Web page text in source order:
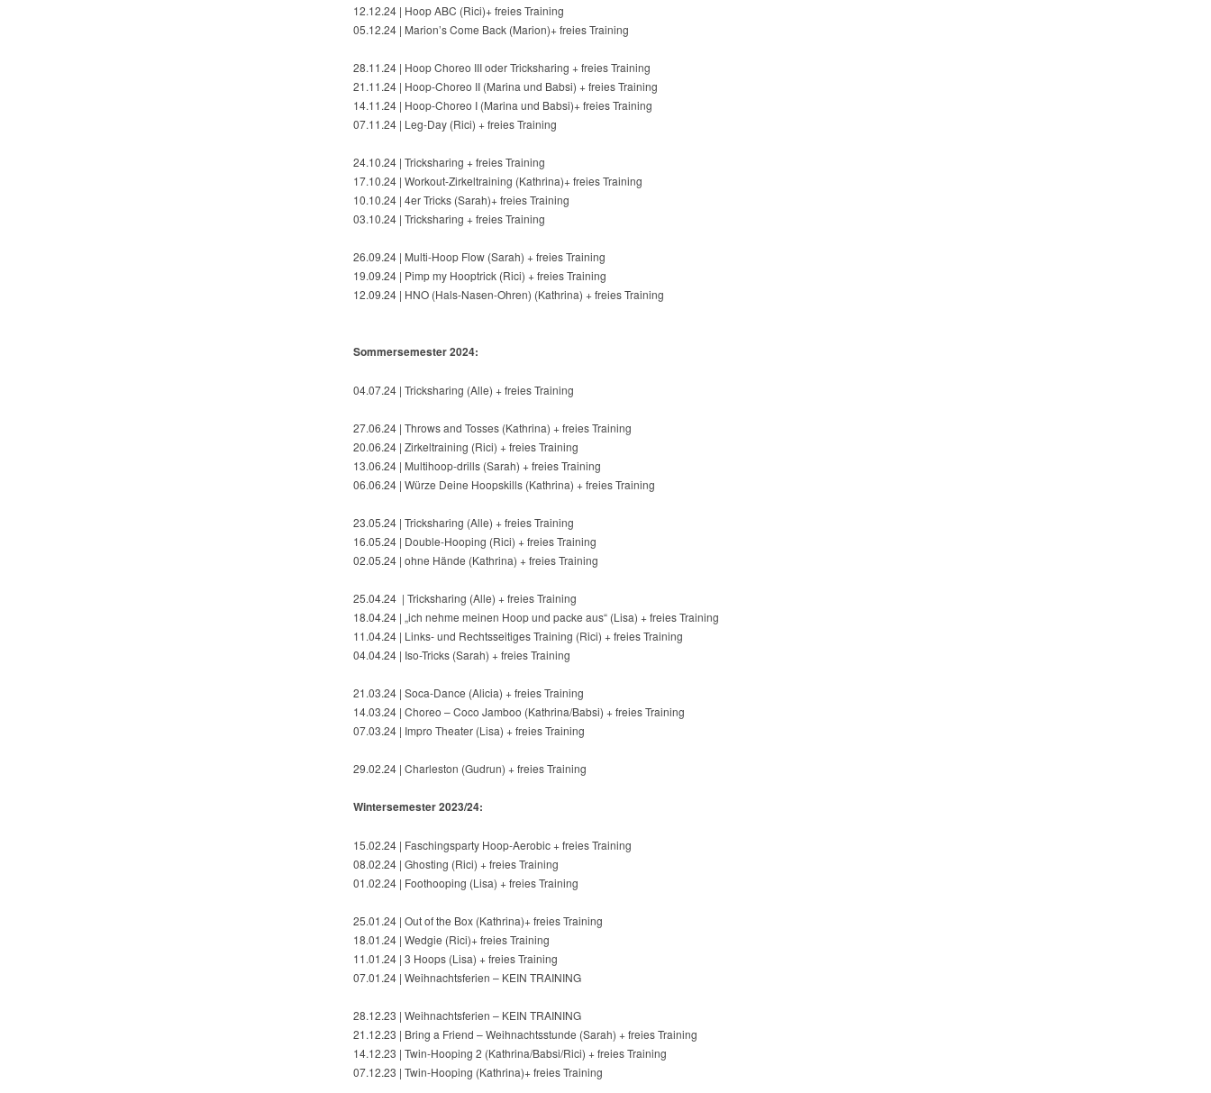
12.12.24 | Hoop ABC (Rici)+ freies Training
05.12.24 | Marion’s Come Back (Marion)+ freies Training
28.11.24 | Hoop Choreo III oder Tricksharing + freies Training
21.11.24 | Hoop-Choreo II (Marina und Babsi) + freies Training
14.11.24 | Hoop-Choreo I (Marina und Babsi)+ freies Training
07.11.24 | Leg-Day (Rici) + freies Training
24.10.24 | Tricksharing + freies Training
17.10.24 | Workout-Zirkeltraining (Kathrina)+ freies Training
10.10.24 | 4er Tricks (Sarah)+ freies Training
03.10.24 | Tricksharing + freies Training
26.09.24 | Multi-Hoop Flow (Sarah) + freies Training
19.09.24 | Pimp my Hooptrick (Rici) + freies Training
12.09.24 | HNO (Hals-Nasen-Ohren) (Kathrina) + freies Training
Sommersemester 2024:
04.07.24 | Tricksharing (Alle) + freies Training
27.06.24 | Throws and Tosses (Kathrina) + freies Training
20.06.24 | Zirkeltraining (Rici) + freies Training
13.06.24 | Multihoop-drills (Sarah) + freies Training
06.06.24 | Würze Deine Hoopskills (Kathrina) + freies Training
23.05.24 | Tricksharing (Alle) + freies Training
16.05.24 | Double-Hooping (Rici) + freies Training
02.05.24 | ohne Hände (Kathrina) + freies Training
25.04.24 | Tricksharing (Alle) + freies Training
18.04.24 | „ich nehme meinen Hoop und packe aus“ (Lisa) + freies Training
11.04.24 | Links- und Rechtsseitiges Training (Rici) + freies Training
04.04.24 | Iso-Tricks (Sarah) + freies Training
21.03.24 | Soca-Dance (Alicia) + freies Training
14.03.24 | Choreo – Coco Jamboo (Kathrina/Babsi) + freies Training
07.03.24 | Impro Theater (Lisa) + freies Training
29.02.24 | Charleston (Gudrun) + freies Training
Wintersemester 2023/24:
15.02.24 | Faschingsparty Hoop-Aerobic + freies Training
08.02.24 | Ghosting (Rici) + freies Training
01.02.24 | Foothooping (Lisa) + freies Training
25.01.24 | Out of the Box (Kathrina)+ freies Training
18.01.24 | Wedgie (Rici)+ freies Training
11.01.24 | 3 Hoops (Lisa) + freies Training
07.01.24 | Weihnachtsferien – KEIN TRAINING
28.12.23 | Weihnachtsferien – KEIN TRAINING
21.12.23 | Bring a Friend – Weihnachtsstunde (Sarah) + freies Training
14.12.23 | Twin-Hooping 2 (Kathrina/Babsi/Rici) + freies Training
07.12.23 | Twin-Hooping (Kathrina)+ freies Training